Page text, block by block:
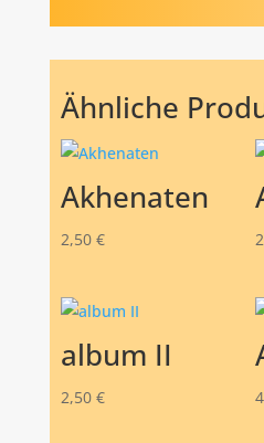
Ähnliche
Akhenaten
2,50 €
album II
2,50 €